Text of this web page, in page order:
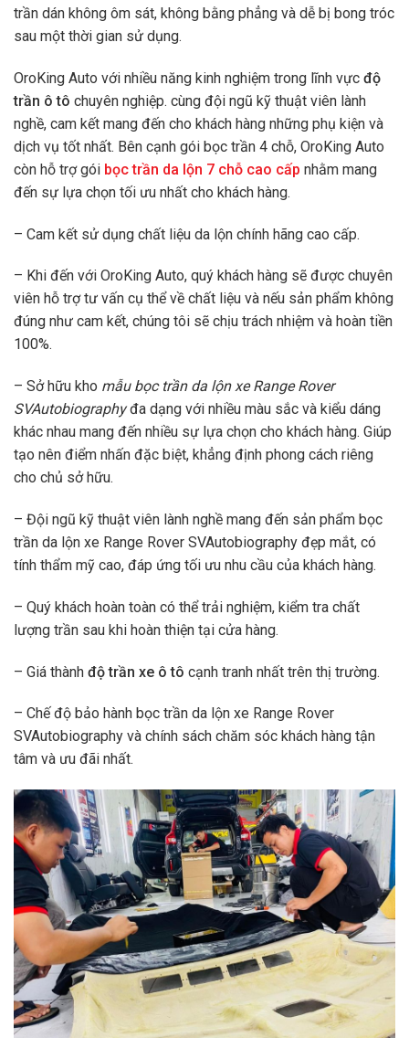
trần dán không ôm sát, không bằng phẳng và dễ bị bong tróc
sau một thời gian sử dụng.
OroKing Auto với nhiều năng kinh nghiệm trong lĩnh vực độ
trần ô tô chuyên nghiệp. cùng đội ngũ kỹ thuật viên lành
nghề, cam kết mang đến cho khách hàng những phụ kiện và
dịch vụ tốt nhất. Bên cạnh gói bọc trần 4 chỗ, OroKing Auto
còn hỗ trợ gói bọc trần da lộn 7 chỗ cao cấp nhằm mang
đến sự lựa chọn tối ưu nhất cho khách hàng.
– Cam kết sử dụng chất liệu da lộn chính hãng cao cấp.
– Khi đến với OroKing Auto, quý khách hàng sẽ được chuyên
viên hỗ trợ tư vấn cụ thể về chất liệu và nếu sản phẩm không
đúng như cam kết, chúng tôi sẽ chịu trách nhiệm và hoàn tiền
100%.
– Sở hữu kho mẫu bọc trần da lộn xe Range Rover
SVAutobiographyđa dạng với nhiều màu sắc và kiểu dáng
khác nhau mang đến nhiều sự lựa chọn cho khách hàng. Giúp
tạo nên điểm nhấn đặc biệt, khẳng định phong cách riêng
cho chủ sở hữu.
– Đội ngũ kỹ thuật viên lành nghề mang đến sản phẩm bọc
trần da lộn xe Range Rover SVAutobiography đẹp mắt, có
tính thẩm mỹ cao, đáp ứng tối ưu nhu cầu của khách hàng.
– Quý khách hoàn toàn có thể trải nghiệm, kiểm tra chất
lượng trần sau khi hoàn thiện tại cửa hàng.
– Giá thành độ trần xe ô tô cạnh tranh nhất trên thị trường.
– Chế độ bảo hành bọc trần da lộn xe Range Rover
SVAutobiography và chính sách chăm sóc khách hàng tận
tâm và ưu đãi nhất.